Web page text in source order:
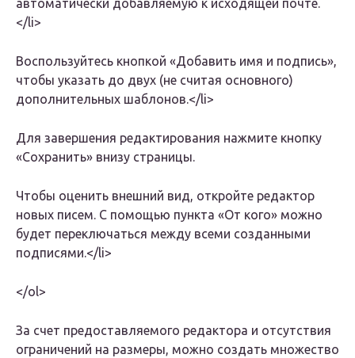
автоматически добавляемую к исходящей почте.
</li>
Воспользуйтесь кнопкой «Добавить имя и подпись»,
чтобы указать до двух (не считая основного)
дополнительных шаблонов.</li>
Для завершения редактирования нажмите кнопку
«Сохранить» внизу страницы.
Чтобы оценить внешний вид, откройте редактор
новых писем. С помощью пункта «От кого» можно
будет переключаться между всеми созданными
подписями.</li>
</ol>
За счет предоставляемого редактора и отсутствия
ограничений на размеры, можно создать множество